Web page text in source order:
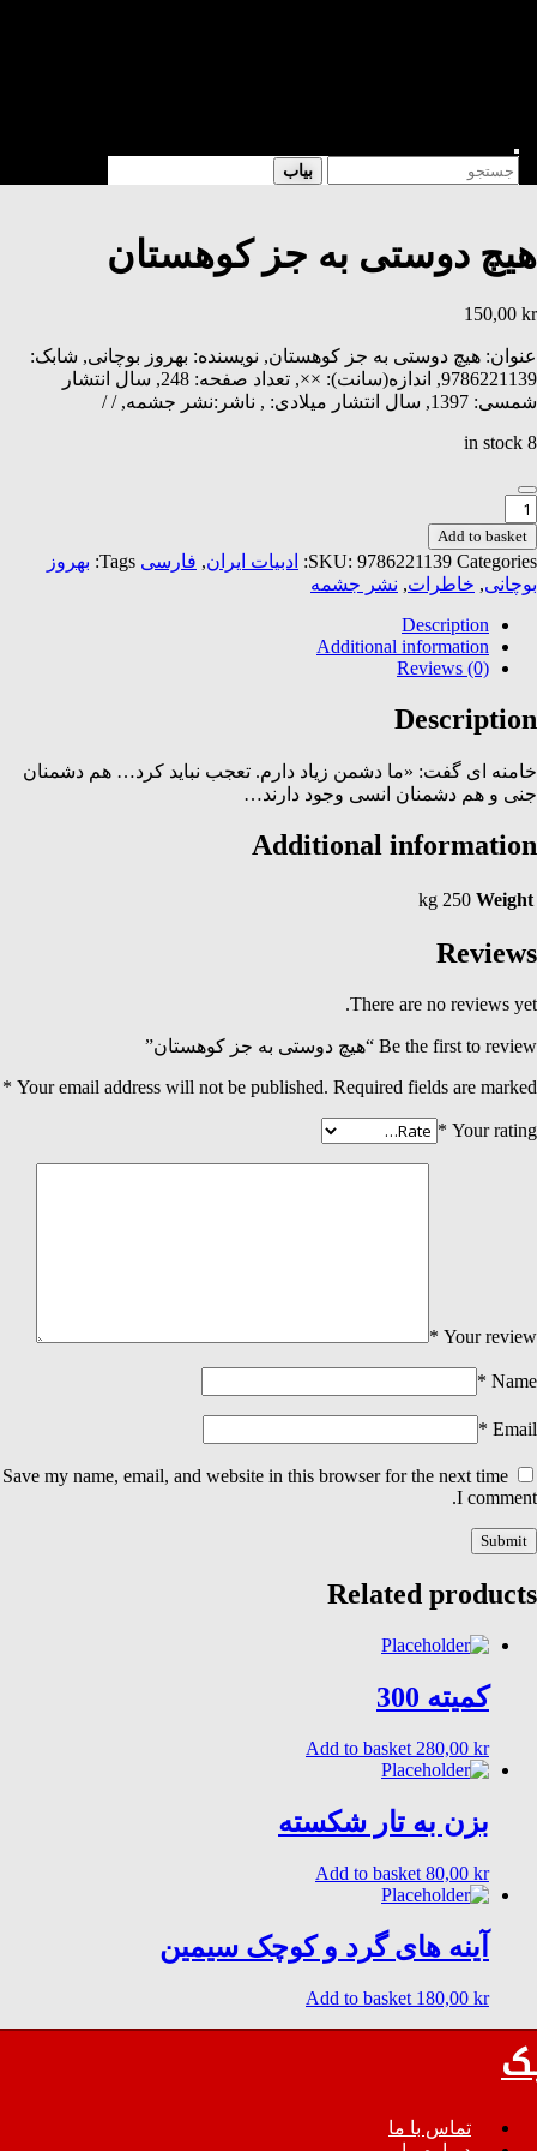
Enter
Keyword
Search
for:
بیاب
Search
هیچ دوستی به جز کوهستان
150,00 kr
عنوان: هیچ دوستی به جز کوهستان, نویسنده: بهروز بوچانی, شابک:
9786221139, اندازه(سانت): ××, تعداد صفحه: 248, سال انتشار
شمسی: 1397, سال انتشار میلادی: , ناشر:نشر جشمه, / /
8 in stock
هیچ
دوستی
به
جز
کوهستان
quantity
Add to basket
SKU: 9786221139 Categories: ادبیات ایران, فارسی Tags: بهروز
بوچانی, خاطرات, نشر جشمه
Description
Additional information
Reviews (0)
Description
خامنه ای گفت: «ما دشمن زیاد دارم. تعجب نباید کرد… هم دشمنان
جنی و هم دشمنان انسی وجود دارند…
Additional information
Weight
250 kg
Reviews
There are no reviews yet.
Be the first to review “هیچ دوستی به جز کوهستان”
Your email address will not be published. Required fields are marked
*
Your rating
*
Your review
*
Name
*
Email
*
Save my name, email, and website in this browser for the next time
I comment.
Related products
کمیته 300
280,00 kr
Add to basket
بزن به تار شکسته
80,00 kr
Add to basket
آینه های گرد و کوچک سیمین
180,00 kr
Add to basket
تماس با ما